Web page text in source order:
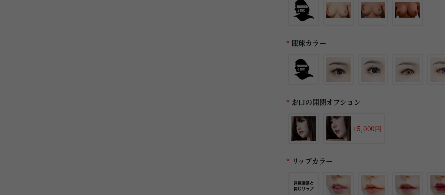
* 眼球カラー
* お口の開閉オプション
+5,000円
* リップカラー